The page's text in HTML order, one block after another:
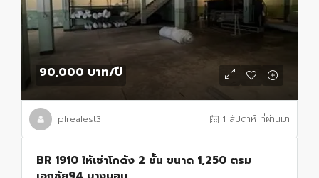
90,000 บาท/ปี
plrealest3 1 สัปดาห์ ที่ผ่านมา
BR 1910 ให้เช่าโกดัง 2 ชั้น ขนาด 1,250 ตรม